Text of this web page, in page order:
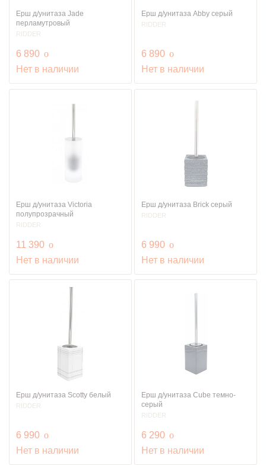
Ерш д/унитаза Jade
перламутровый
RIDDER
6 890 руб.
o
Нет в наличии
Ерш д/унитаза Abby серый
RIDDER
6 890 руб.
o
Нет в наличии
Ерш д/унитаза Victoria
полупрозрачный
RIDDER
11 390 руб.
o
Нет в наличии
Ерш д/унитаза Brick серый
RIDDER
6 990 руб.
o
Нет в наличии
Ерш д/унитаза Scotty белый
RIDDER
6 990 руб.
o
Нет в наличии
Ерш д/унитаза Cube темно-
серый
RIDDER
6 290 руб.
o
Нет в наличии